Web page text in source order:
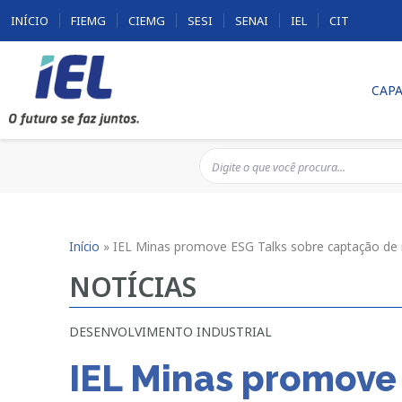
INÍCIO FIEMG CIEMG SESI SENAI IEL CIT
Início »IEL Minas promove ESG Talks sobre captação
NOTÍCIAS
DESENVOLVIMENTO INDUSTRIAL
IEL Minas